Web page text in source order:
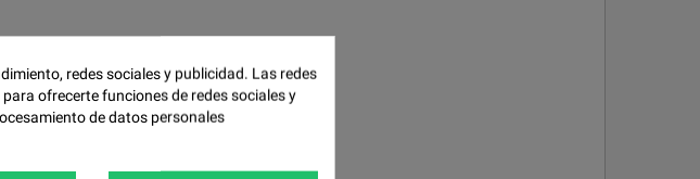
redes sociales y publicidad. Las redes
ofrecerte funciones de redes sociales y
de datos personales